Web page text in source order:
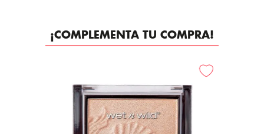
¡COMPLEMENTA TU COMPRA!